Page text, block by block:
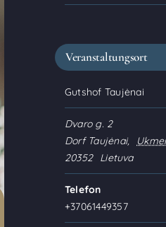
Veranstaltungsort
Gutshof Taujėnai
Dvaro g. 2
Dorf Taujėnai,
20352 Lietuva
Telefon
+37061449357